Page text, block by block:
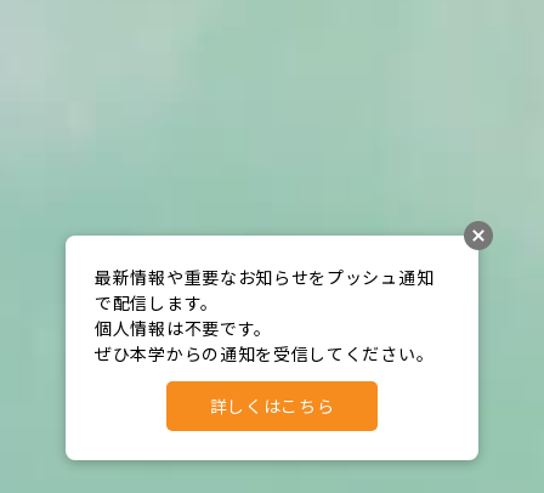
最新情報や重要なお知らせをプッシュ通知
で配信します。
個人情報は不要です。
ぜひ本学からの通知を受信してください。
詳しくはこちら